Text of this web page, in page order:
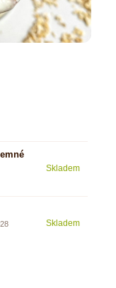
Skladem
Skladem